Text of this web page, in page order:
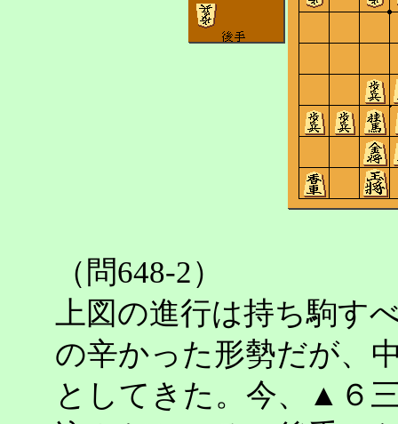
（問648-2）
上図の進行は持ち駒す
の辛かった形勢だが、
としてきた。今、▲６